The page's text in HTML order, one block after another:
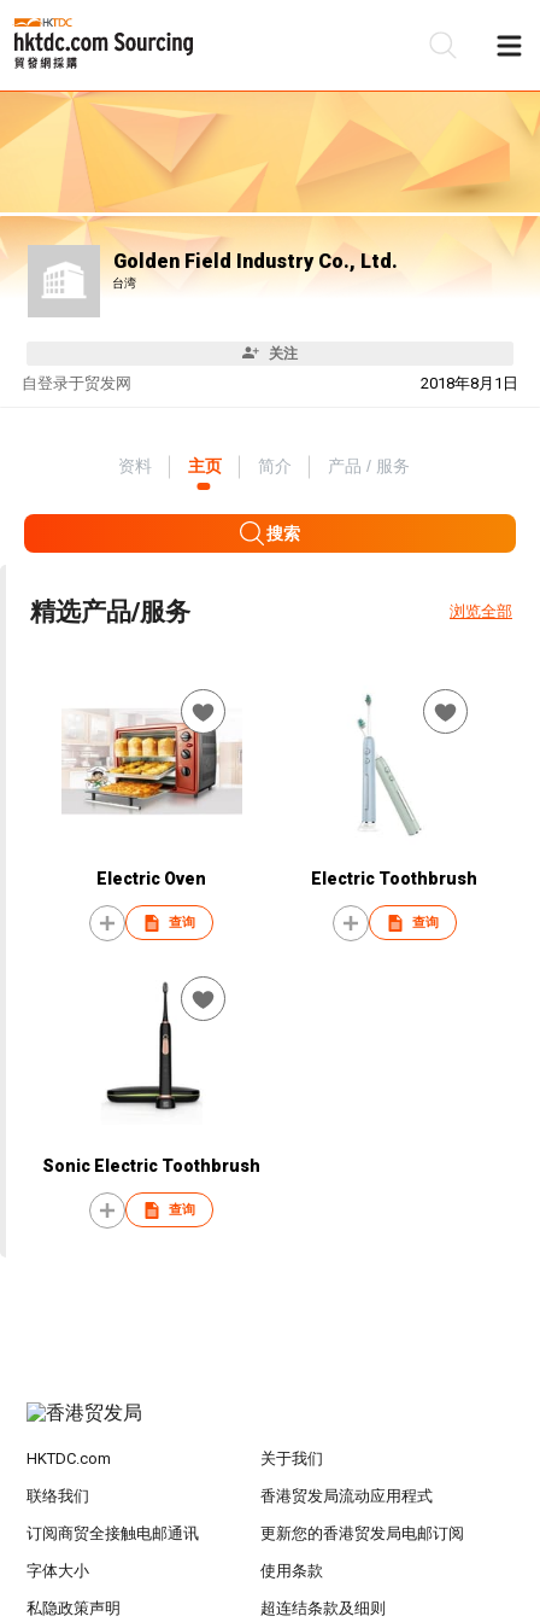
Golden Field Industry Co., Ltd.
台湾
关注
自 2018年8月1日
登录于贸发网
资料 主页 简介 产品 / 服务
搜索
精选产品/服务 浏览全部
Electric Oven
查询
Electric Toothbrush
查询
Sonic Electric Toothbrush
查询
HKTDC.com 关于我们
联络我们 香港贸发局流动应用程式
订阅商贸全接触电邮通讯 更新您的香港贸发局电邮订阅
字体大小 使用条款
私隐政策声明 超连结条款及细则